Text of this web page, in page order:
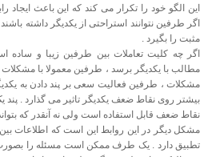
این الگو خود را تکرار می کند که این باعث
اگر طرفین نتوانند استراحتی از یکدیگر داشته
مثبت را بگیرد .
اگر چه کلیت تعاملات بین طرفین زیبا و
مطالب با یکدیگر برسد ، طرفین معمولا با
مشکلات ، طرفین فعالیت سعی بر پند دادن به
بیشتر روی نقاط ضعف یکدیگر تاثیر می گذارد .
نقاط ضعف قابل استفاده است ولی نه آنقدر که
مشکل دیگر در این روابط این است که اطلاعات بین
تطبیق دارد . یک طرف ممکن است مسئله را بصورت